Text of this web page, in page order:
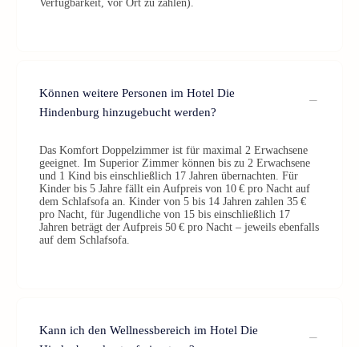
Verfügbarkeit, vor Ort zu zahlen).
Können weitere Personen im Hotel Die
Hindenburg hinzugebucht werden?
Das Komfort Doppelzimmer ist für maximal 2 Erwachsene
geeignet. Im Superior Zimmer können bis zu 2 Erwachsene
und 1 Kind bis einschließlich 17 Jahren übernachten. Für
Kinder bis 5 Jahre fällt ein Aufpreis von 10 € pro Nacht auf
dem Schlafsofa an. Kinder von 5 bis 14 Jahren zahlen 35 €
pro Nacht, für Jugendliche von 15 bis einschließlich 17
Jahren beträgt der Aufpreis 50 € pro Nacht – jeweils ebenfalls
auf dem Schlafsofa.
Kann ich den Wellnessbereich im Hotel Die